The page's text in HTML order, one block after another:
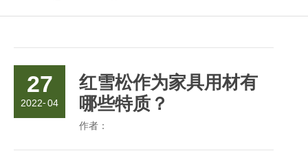
27
2022-04
红雪松作为家具用材有
哪些特质？
作者：